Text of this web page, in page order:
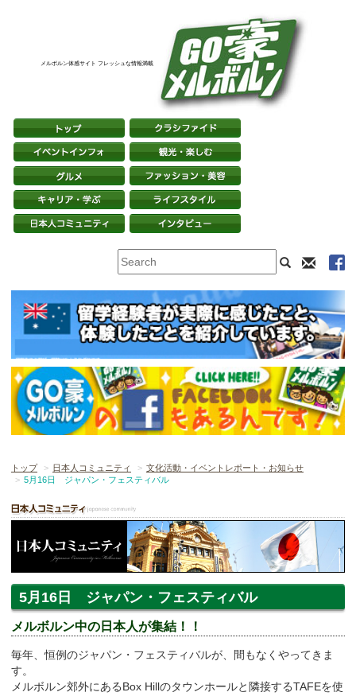
メルボルン体感サイト フレッシュな情報満載
トップ 日本人コミュニティ
文化活動・イベントレポート・お知らせ
5月16日 ジャパン・フェスティバル
5月16日 ジャパン・フェスティバル
メルボルン中の日本人が集結！！
毎年、恒例のジャパン・フェスティバルが、間もなくやってきま
す。
メルボルン郊外にあるBox Hillのタウンホールと隣接するTAFEを使